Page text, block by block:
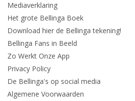
Mediaverklaring
Het grote Bellinga Boek
Download hier de Bellinga tekening!
Bellinga Fans in Beeld
Zo Werkt Onze App
Privacy Policy
De Bellinga's op social media
Algemene Voorwaarden